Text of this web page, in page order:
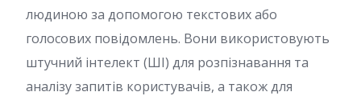
людиною за допомогою текстових або
голосових повідомлень. Вони використовують
штучний інтелект (ШІ) для розпізнавання та
аналізу запитів користувачів, а також для